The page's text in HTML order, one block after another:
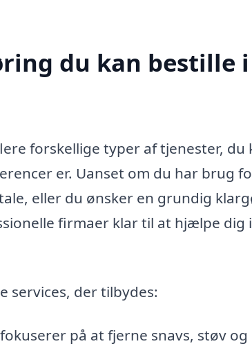
du kan bestille i
forskellige typer af tjenester, du
er. Uanset om du har brug
eller du ønsker en grundig
firmaer klar til at hjælpe dig i
services, der tilbydes:
på at fjerne snavs, støv og